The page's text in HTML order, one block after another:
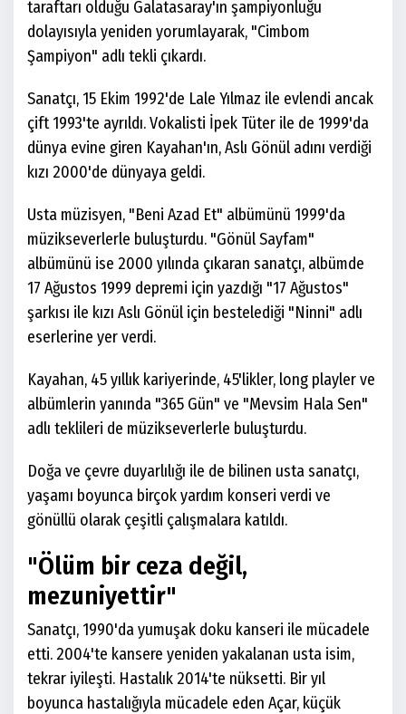
taraftarı olduğu Galatasaray'ın şampiyonluğu
dolayısıyla yeniden yorumlayarak, "Cimbom
Şampiyon" adlı tekli çıkardı.
Sanatçı, 15 Ekim 1992'de Lale Yılmaz ile evlendi ancak
çift 1993'te ayrıldı. Vokalisti İpek Tüter ile de 1999'da
dünya evine giren Kayahan'ın, Aslı Gönül adını verdiği
kızı 2000'de dünyaya geldi.
Usta müzisyen, "Beni Azad Et" albümünü 1999'da
müzikseverlerle buluşturdu. "Gönül Sayfam"
albümünü ise 2000 yılında çıkaran sanatçı, albümde
17 Ağustos 1999 depremi için yazdığı "17 Ağustos"
şarkısı ile kızı Aslı Gönül için bestelediği "Ninni" adlı
eserlerine yer verdi.
Kayahan, 45 yıllık kariyerinde, 45'likler, long playler ve
albümlerin yanında "365 Gün" ve "Mevsim Hala Sen"
adlı teklileri de müzikseverlerle buluşturdu.
Doğa ve çevre duyarlılığı ile de bilinen usta sanatçı,
yaşamı boyunca birçok yardım konseri verdi ve
gönüllü olarak çeşitli çalışmalara katıldı.
"Ölüm bir ceza değil,
mezuniyettir"
Sanatçı, 1990'da yumuşak doku kanseri ile mücadele
etti. 2004'te kansere yeniden yakalanan usta isim,
tekrar iyileşti. Hastalık 2014'te nüksetti. Bir yıl
boyunca hastalığıyla mücadele eden Açar, küçük